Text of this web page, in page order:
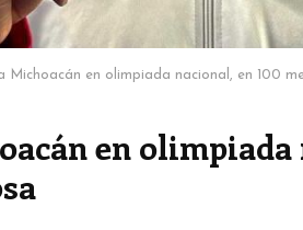
Michoacán en olimpiada nacional, en 100
en olimpiada